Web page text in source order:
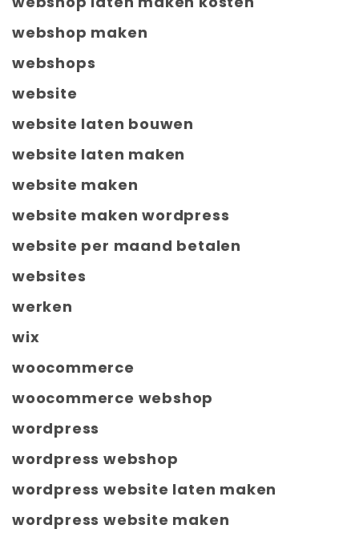
webshop maken
webshops
website
website laten bouwen
website laten maken
website maken
website maken wordpress
website per maand betalen
websites
werken
wix
woocommerce
woocommerce webshop
wordpress
wordpress webshop
wordpress website laten maken
wordpress website maken